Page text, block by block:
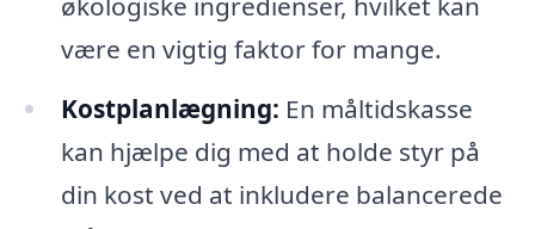
være en vigtig faktor for mange.
Kostplanlægning: En måltidskasse
kan hjælpe dig med at holde styr på
din kost ved at inkludere balancerede